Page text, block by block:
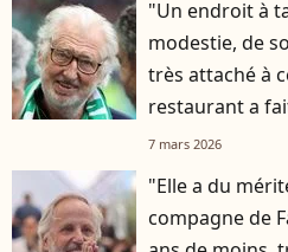
"Un endroit à
modestie, de
très attaché à
restaurant a
7 mars 2026
"Elle a du
compagne de